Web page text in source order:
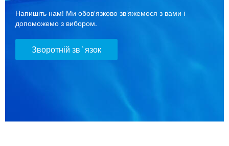
Напишіть нам! Ми обов'язково зв'яжемося з вами і
допоможемо з вибором.
Зворотній зв`язок